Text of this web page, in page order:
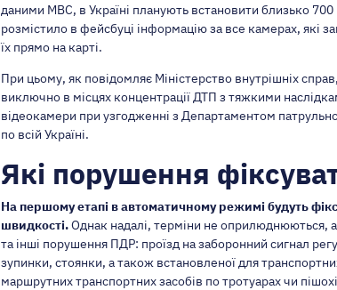
даними МВС, в Україні планують встановити близько
розмістило в фейсбуці інформацію за все камерах, які
їх прямо на карті.
При цьому, як повідомляє Міністерство внутрішніх
виключно в місцях концентрації ДТП з тяжкими
відеокамери при узгодженні з Департаментом
по всій Україні.
Які порушення
На першому етапі в автоматичному режимі будуть
швидкості.Однак надалі, терміни не оприлюднюються,
та інші порушення ПДР: проїзд на заборонний сигнал
зупинки, стоянки, а також встановленої для
маршрутних транспортних засобів по тротуарах чи